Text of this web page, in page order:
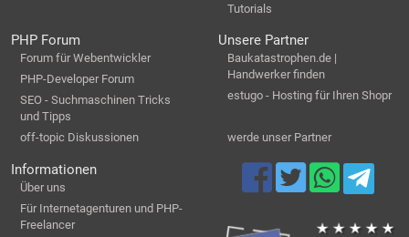
Tutorials
PHP Forum
Forum für Webentwickler
PHP-Developer Forum
SEO - Suchmaschinen Tricks
und Tipps
off-topic Diskussionen
Unsere Partner
Baukatastrophen.de |
Handwerker finden
estugo - Hosting für Ihren Shopr
werde unser Partner
Informationen
Über uns
Für Internetagenturen und PHP-
Freelancer